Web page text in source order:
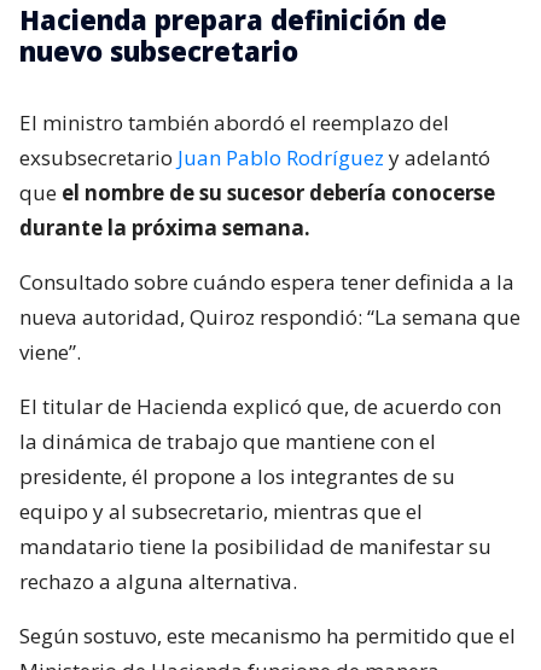
Hacienda prepara definición de
nuevo subsecretario
El ministro también abordó el reemplazo del
exsubsecretario Juan Pablo Rodríguez y adelantó
que el nombre de su sucesor debería conocerse
durante la próxima semana.
Consultado sobre cuándo espera tener definida a la
nueva autoridad, Quiroz respondió: “La semana que
viene”.
El titular de Hacienda explicó que, de acuerdo con
la dinámica de trabajo que mantiene con el
presidente, él propone a los integrantes de su
equipo y al subsecretario, mientras que el
mandatario tiene la posibilidad de manifestar su
rechazo a alguna alternativa.
Según sostuvo, este mecanismo ha permitido que el